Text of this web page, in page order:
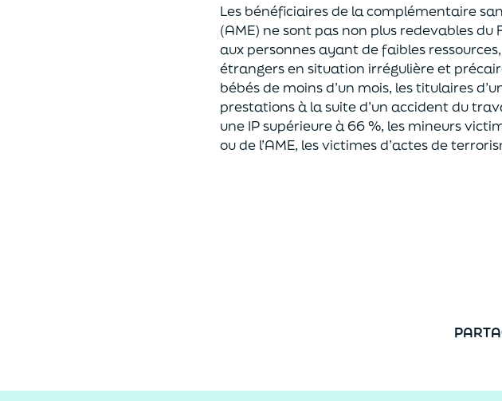
Les bénéficiairesde lacomplémentaire
(AME) ne sont pas non plus redevables du
aux personnes ayant de faibles
étrangers en situation irrégulière et
bébés de moins d’un mois, les titulaires
prestationsà lasuited’un accident du
une IPsupérieure à 66 %, les mineurs
oude l’AME, lesvictimes d’actes de